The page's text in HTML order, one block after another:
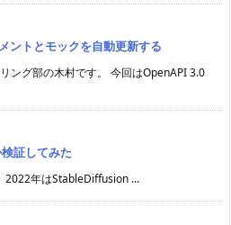
ントとモックを自動更新する
ング部の木村です。 今回はOpenAPI 3.0
証してみた
2022年はStableDiffusion ...